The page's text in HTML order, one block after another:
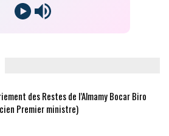
des Restes de l’Almamy Bocar Biro
Premier ministre)